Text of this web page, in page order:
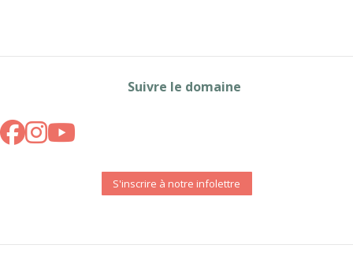
Suivre le domaine
S'inscrire à notre infolettre